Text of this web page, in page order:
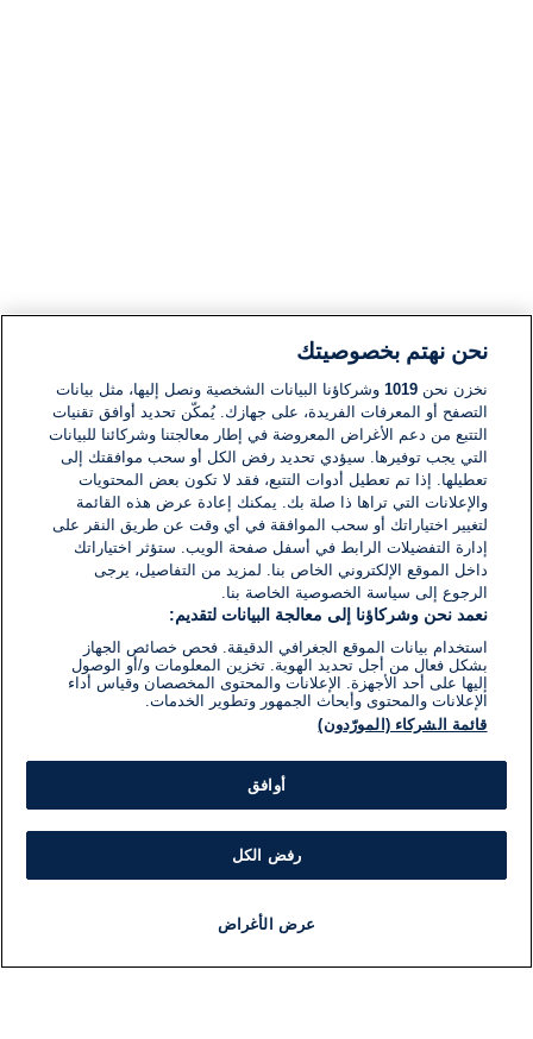
نحن نهتم بخصوصيتك
نخزن نحن1019 وشركاؤنا البيانات الشخصية ونصل إليها، مثل بيانات
التصفح أو المعرفات الفريدة، على جهازك. يُمكّن تحديد أوافق تقنيات
التتبع من دعم الأغراض المعروضة في إطار معالجتنا وشركائنا للبيانات
التي يجب توفيرها. سيؤدي تحديد رفض الكل أو سحب موافقتك إلى
تعطيلها. إذا تم تعطيل أدوات التتبع، فقد لا تكون بعض المحتويات
والإعلانات التي تراها ذا صلة بك. يمكنك إعادة عرض هذه القائمة
لتغيير اختياراتك أو سحب الموافقة في أي وقت عن طريق النقر على
إدارة التفضيلات الرابط في أسفل صفحة الويب. ستؤثر اختياراتك
داخل الموقع الإلكتروني الخاص بنا. لمزيد من التفاصيل، يرجى
الرجوع إلى سياسة الخصوصية الخاصة بنا.
نعمد نحن وشركاؤنا إلى معالجة البيانات لتقديم:
استخدام بيانات الموقع الجغرافي الدقيقة. فحص خصائص الجهاز
بشكل فعال من أجل تحديد الهوية. تخزين المعلومات و/أو الوصول
إليها على أحد الأجهزة. الإعلانات والمحتوى المخصصان وقياس أداء
الإعلانات والمحتوى وأبحاث الجمهور وتطوير الخدمات.
قائمة الشركاء (المورّدون)
أوافق
رفض الكل
عرض الأغراض